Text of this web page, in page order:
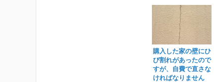
購入した家の壁にひ
び割れがあったので
すが、自費で直さな
ければなりません